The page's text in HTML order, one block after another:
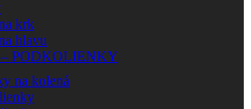
krk
hlavu
PODKOLIENKY
na kolená